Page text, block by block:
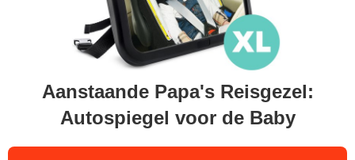
Aanstaande Papa's Reisgezel:
Autospiegel voor de Baby